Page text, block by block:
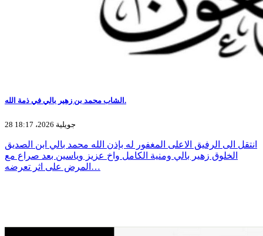
الشاب محمد بن زهير بالي في ذمة الله.
28 جويلية 2026، 18:17
انتقل الى الرفيق الاعلى المغفور له بإذن الله محمد بالي ابن الصديق
الخلوق زهير بالي ومنية الكامل واخ عزيز وياسين بعد صراع مع
المرض على اثر تعرضه…